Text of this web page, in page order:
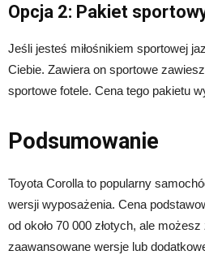
Opcja 2: Pakiet
Jeśli jesteś miłośnikiem sportowej
Ciebie. Zawiera on sportowe
sportowe fotele. Cena tego pakietu
Podsumowanie
Toyota Corolla to popularny
wersji wyposażenia. Cena
od około 70 000 złotych, ale
zaawansowane wersje lub